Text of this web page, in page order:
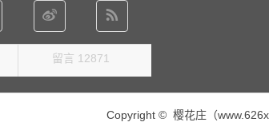
留言 12871
Copyright © 樱花庄（